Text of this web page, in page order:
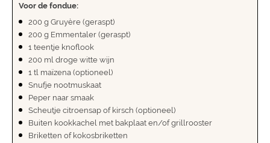
Voor de fondue:
200 g Gruyère (geraspt)
200 g Emmentaler (geraspt)
1 teentje knoflook
200 ml droge witte wijn
1 tl maïzena (optioneel)
Snufje nootmuskaat
Peper naar smaak
Scheutje citroensap of kirsch (optioneel)
Buiten kookkachel met bakplaat en/of grillrooster
Briketten of kokosbriketten